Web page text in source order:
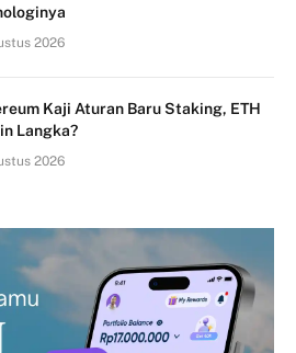
2026
Kaji Aturan Baru Staking, ETH
Langka?
2026